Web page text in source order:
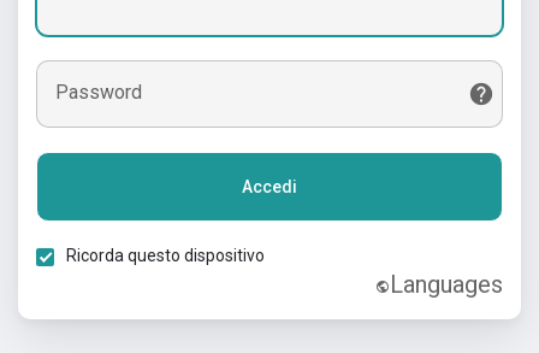
Password
Accedi
Ricorda questo dispositivo
Languages